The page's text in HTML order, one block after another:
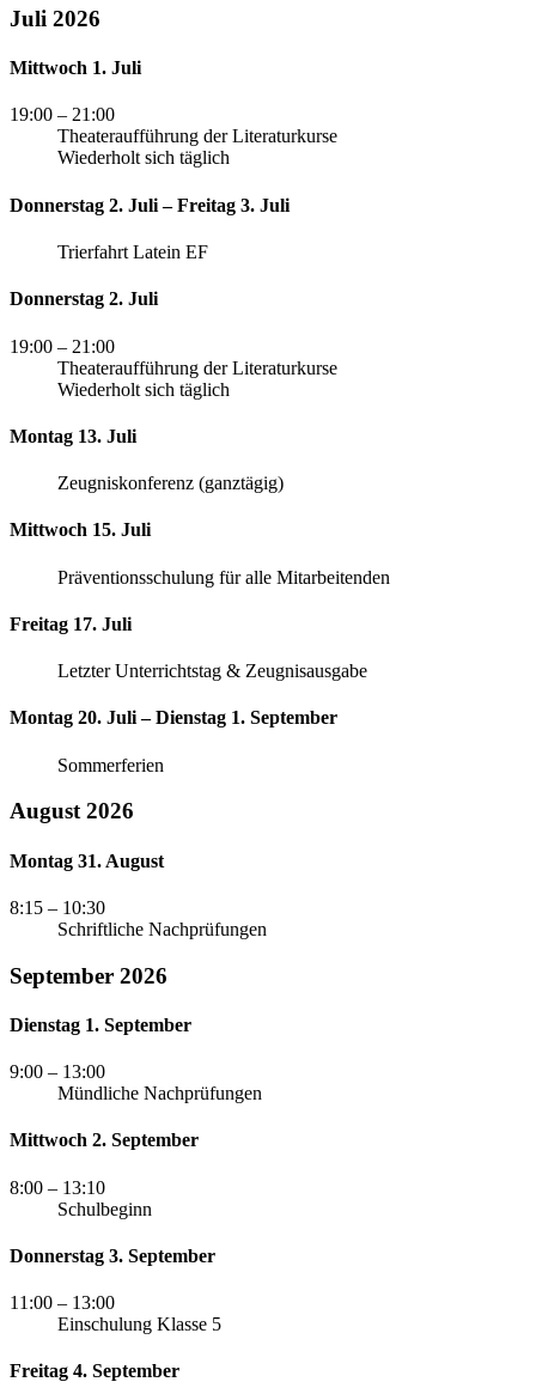
Juli 2026
Mittwoch 1. Juli
19:00 – 21:00
Theateraufführung der Literaturkurse
Wiederholt sich täglich
Donnerstag 2. Juli – Freitag 3. Juli
Trierfahrt Latein EF
Donnerstag 2. Juli
19:00 – 21:00
Theateraufführung der Literaturkurse
Wiederholt sich täglich
Montag 13. Juli
Zeugniskonferenz (ganztägig)
Mittwoch 15. Juli
Präventionsschulung für alle Mitarbeitenden
Freitag 17. Juli
Letzter Unterrichtstag & Zeugnisausgabe
Montag 20. Juli – Dienstag 1. September
Sommerferien
August 2026
Montag 31. August
8:15 – 10:30
Schriftliche Nachprüfungen
September 2026
Dienstag 1. September
9:00 – 13:00
Mündliche Nachprüfungen
Mittwoch 2. September
8:00 – 13:10
Schulbeginn
Donnerstag 3. September
11:00 – 13:00
Einschulung Klasse 5
Freitag 4. September